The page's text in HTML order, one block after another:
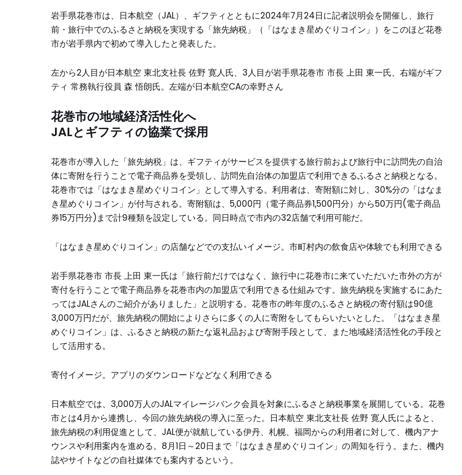
岩手県花巻市は、日本航空（JAL）、ギフティとともに2024年7月24日に記者説明会を開催し、旅行
前・旅行中でのふるさと納税を実現する「旅先納税」（「はなまき星めぐりコイン」）をこのほど花巻
市が岩手県内で初めて導入したと発表した。
左から2人目が日本航空 東北支社長 佐野 寛人氏、3人目が岩手県花巻市 市長 上田 東一氏、右端がギフ
ティ 常務執行役員 森 悟朗氏。左端が日本航空CAの幸野さん
花巻市の地域経済活性化へ
JALとギフティの協業で採用
花巻市が導入した「旅先納税」は、ギフティがサービスを提供する旅行前および旅行中に訪問先の自治
体に寄附を行うことで電子商品券を受領し、訪問先自治体の加盟店で利用できるふるさと納税となる。
花巻市では「はなまき星めぐりコイン」として導入する。利用者は、寄附額に対し、30%分の「はなま
き星めぐりコイン」が付与される。寄附額は、5,000円（電子商品券1,500円分）から50万円(電子商品
券15万円分)まで計9種類を設定している。同日時点で市内の32店舗で利用可能だ。
「はなまき星めぐりコイン」の店舗などでの支払いイメージ。市町村内の飲食店や体験でも利用できる
岩手県花巻市 市長 上田 東一氏は「旅行前だけではなく、旅行中に花巻市に来ていただいた市外の方が
寄付を行うことで電子商品券を花巻市内の加盟店で利用できる仕組みです。旅先納税を実施するにあた
ってはJALさんのご紹介がありました」と説明する。花巻市の昨年度のふるさと納税の寄付額は90億
3,000万円だが、旅先納税の開始によりさらに多くの人に寄附をしてもらいたいとした。「はなまき星
めぐりコイン」は、ふるさと納税の新たな返礼品および寄附手段として、また地域経済活性化の手段と
して活用する。
寄付イメージ。アプリのダウンロードなどなく利用できる
日本航空では、3,000万人のJALマイレージバンク会員を対象にふるさと納税事業を展開している。花巻
市とは4月から連携し、今回の旅先納税の導入に至った。日本航空 東北支社長 佐野 寛人氏によると、
旅先納税の利用促進として、JAL便が就航している伊丹、札幌、福岡からの利用者に対して、機内アナ
ウンスや利用案内を進める。8月1日～20日まで「はなまき星めぐりコイン」の周知を行う。また、機内
誌やサイトなどの自社媒体でも案内するという。